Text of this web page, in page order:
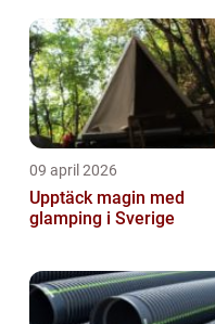
09 april 2026
Upptäck magin med
glamping i Sverige